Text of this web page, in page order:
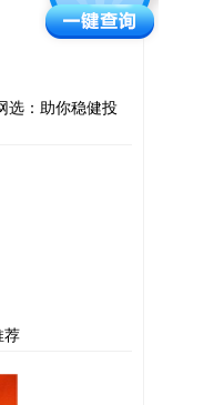
选：助你稳健投
荐